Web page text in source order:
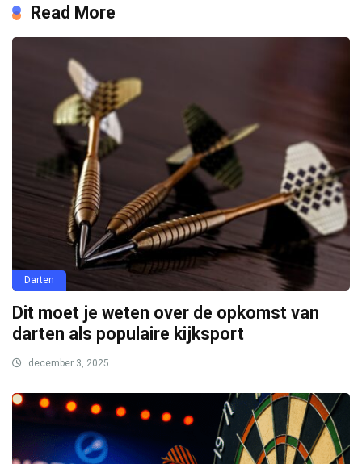
Read More
Darten
Dit moet je weten over de opkomst van
darten als populaire kijksport
december 3, 2025